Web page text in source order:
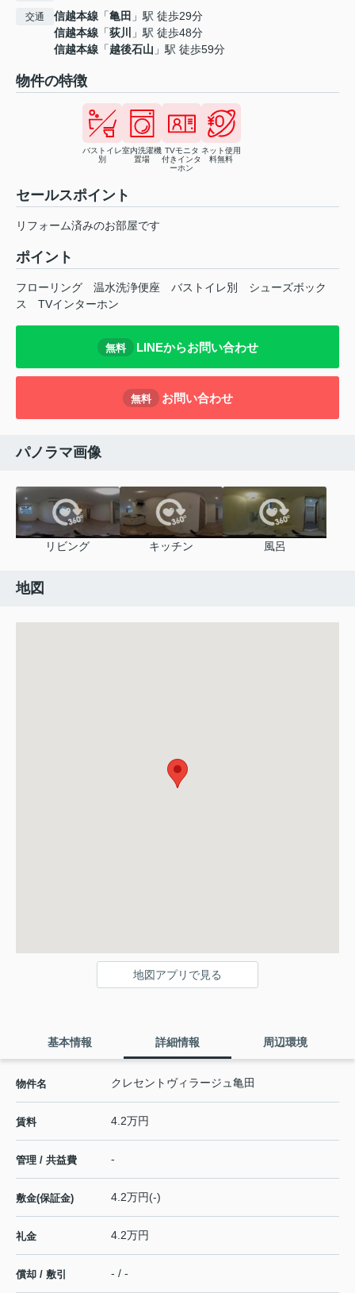
交通 信越本線 「亀田 」駅 徒歩29分
信越本線 「荻川
」駅 徒歩48分
信越本線 「越後石山 」駅 徒歩59分
物件の特徴
バストイレ
別
室内洗濯機
置場
TVモニタ
付きインタ
ーホン
ネット使用
料無料
セールスポイント
リフォーム済みのお部屋です
ポイント
フローリング 温水洗浄便座 バストイレ別
シューズボック
ス
TVインターホン
無料 LINEからお問い合わせ
無料 お問い合わせ
パノラマ画像
リビング キッチン 風呂
地図
地図アプリで見る
基本情報 詳細情報 周辺環境
物件名 クレセントヴィラージュ亀田
賃料 4.2万円
管理 / 共益費 -
敷金(保証金) 4.2万円(-)
礼金 4.2万円
償却 / 敷引 - / -